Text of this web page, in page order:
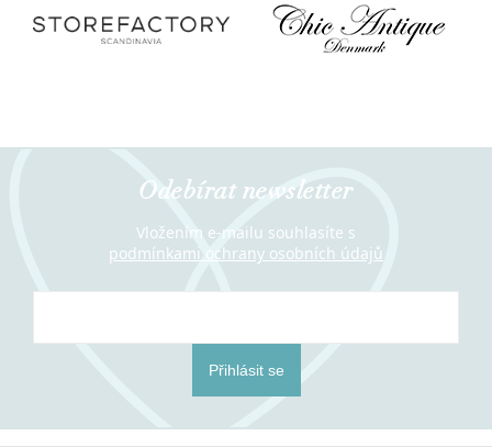
Odebírat newsletter
Vložením e-mailu souhlasíte s
podmínkami ochrany osobních údajů
Přihlásit se